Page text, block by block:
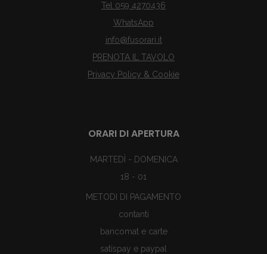
Tel 059 4270436
WhatsApp
info@fusorari.it
PRENOTA IL TAVOLO
Privacy Policy & Cookie
ORARI DI APERTURA
MARTEDÌ - DOMENICA
18 - 01
METODI DI PAGAMENTO
contanti
bancomat e carte
satispay e paypal